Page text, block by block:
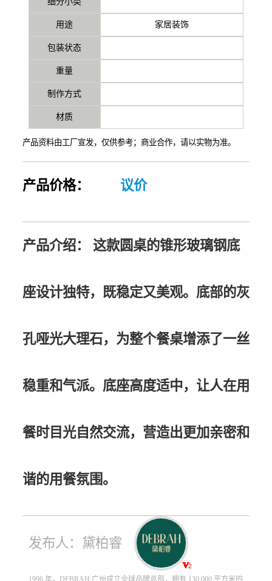
用途 家居装饰
包装状态
重量
制作方式
材质
产品资料由工厂宣发，仅供参考；商业合作，请以实物为准。
产品价格： 议价
产品介绍： 这款圆桌的锥形玻璃钢底
座设计独特，既稳定又美观。底部的灰
孔哑光大理石，为整个餐桌增添了一丝
稳重和气派。底座高度适中，让人在用
餐时目光自然交流，营造出更加亲密和
谐的用餐氛围。
发布人：黛柏睿
1996 年，DEBRAH 广州成立全球品牌总部，拥有 130,000 平方米的